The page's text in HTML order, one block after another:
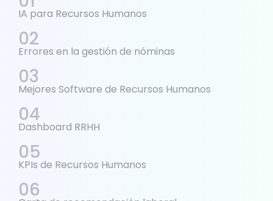
IA para Recursos Humanos
Errores en la gestión de nóminas
Mejores Software de Recursos Humanos
Dashboard RRHH
KPIs de Recursos Humanos